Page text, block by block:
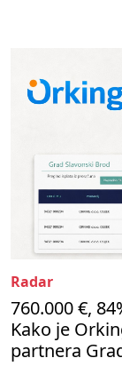
Radar
760.000 €,
Kako je
partnera